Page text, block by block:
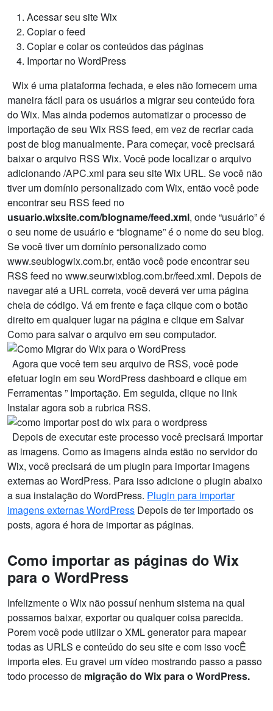
Acessar seu site Wix
Copiar o feed
Copiar e colar os conteúdos das páginas
Importar no WordPress
Wix é uma plataforma fechada, e eles não fornecem uma
maneira fácil para os usuários a migrar seu conteúdo fora
do Wix. Mas ainda podemos automatizar o processo de
importação de seu Wix RSS feed, em vez de recriar cada
post de blog manualmente. Para começar, você precisará
baixar o arquivo RSS Wix. Você pode localizar o arquivo
adicionando /APC.xml para seu site Wix URL. Se você não
tiver um domínio personalizado com Wix, então você pode
encontrar seu RSS feed no
usuario.wixsite.com/blogname/feed.xml, onde “usuário” é
o seu nome de usuário e “blogname” é o nome do seu blog.
Se você tiver um domínio personalizado como
www.seublogwix.com.br, então você pode encontrar seu
RSS feed no www.seurwixblog.com.br/feed.xml. Depois de
navegar até a URL correta, você deverá ver uma página
cheia de código. Vá em frente e faça clique com o botão
direito em qualquer lugar na página e clique em Salvar
Como para salvar o arquivo em seu computador.
Agora que você tem seu arquivo de RSS, você pode
efetuar login em seu WordPress dashboard e clique em
Ferramentas ” Importação. Em seguida, clique no link
Instalar agora sob a rubrica RSS.
Depois de executar este processo você precisará importar
as imagens. Como as imagens ainda estão no servidor do
Wix, você precisará de um plugin para importar imagens
externas ao WordPress. Para isso adicione o plugin abaixo
a sua instalação do WordPress. Plugin para importar
imagens externas WordPress Depois de ter importado os
posts, agora é hora de importar as páginas.
Como importar as páginas do Wix
para o WordPress
Infelizmente o Wix não possuí nenhum sistema na qual
possamos baixar, exportar ou qualquer coisa parecida.
Porem você pode utilizar o XML generator para mapear
todas as URLS e conteúdo do seu site e com isso vocÊ
importa eles. Eu gravei um vídeo mostrando passo a passo
todo processo de migração do Wix para o WordPress.